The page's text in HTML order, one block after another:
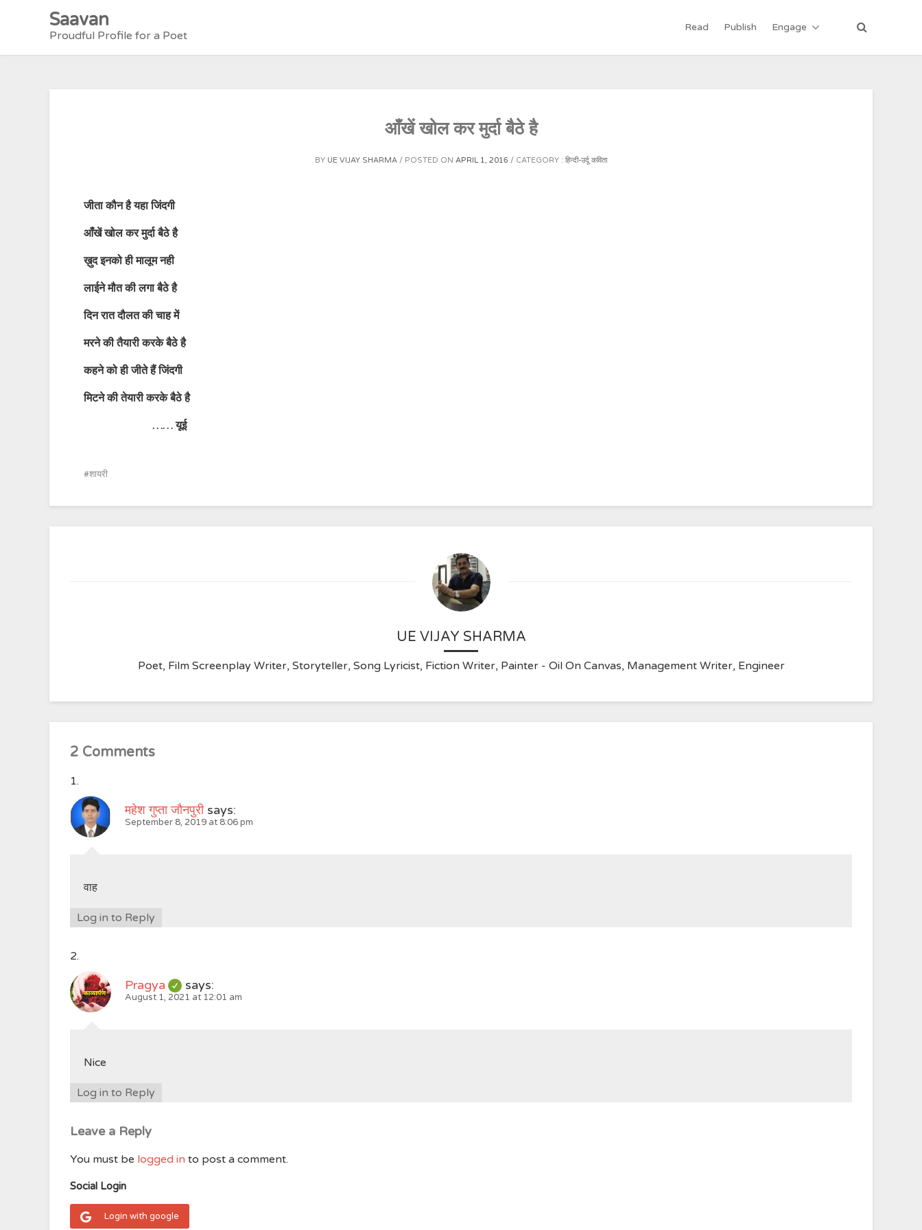
Saavan
Proudful Profile for a Poet
Read Publish Engage
आँखें खोल कर मुर्दा बैठे है
BY UE VIJAY SHARMA POSTED ON APRIL 1, 2016 CATEGORY : हिन्दी-उर्दू कविता
जीता कौन है यहा जिंदगी
आँखें खोल कर मुर्दा बैठे है
ख़ुद इनको ही मालूम नही
लाईने मौत की लगा बैठे है
दिन रात दौलत की चाह में
मरने की तैयारी करके बैठे है
कहने को ही जीते हैं जिंदगी
मिटने की तेयारी करके बैठे है
…… यूई
शायरी
UE VIJAY SHARMA
Poet, Film Screenplay Writer, Storyteller, Song Lyricist, Fiction Writer, Painter - Oil On Canvas, Management Writer, Engineer
2 Comments
महेश गुप्ता जौनपुरी says:
September 8, 2019 at 8:06 pm
वाह
Log in to Reply
Pragya says:
August 1, 2021 at 12:01 am
Nice
Log in to Reply
Leave a Reply
You must be logged in to post a comment.
Social Login
Login with google